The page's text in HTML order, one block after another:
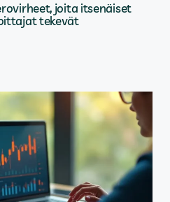
joita itsenäiset
tekevät